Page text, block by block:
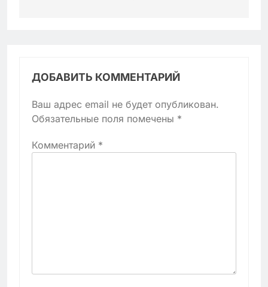
ДОБАВИТЬ КОММЕНТАРИЙ
Ваш адрес email не будет опубликован.
Обязательные поля помечены *
Комментарий *